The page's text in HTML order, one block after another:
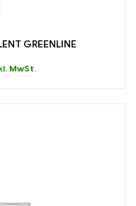
GREENLINE
MwSt.